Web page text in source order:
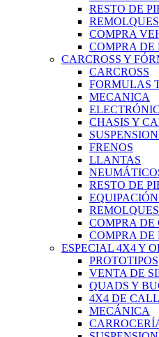
RESTO DE
REMOLQUES
COMPRA
COMPRA DE
CARCROSS Y
CARCROSS
FORMULAS
MECANICA
CHASIS Y
FRENOS
LLANTAS
RESTO DE
REMOLQUES
COMPRA DE
COMPRA DE
ESPECIAL 4X4 Y
PROTOTIPOS
VENTA DE
QUADS Y
4X4 DE
MECÁNICA